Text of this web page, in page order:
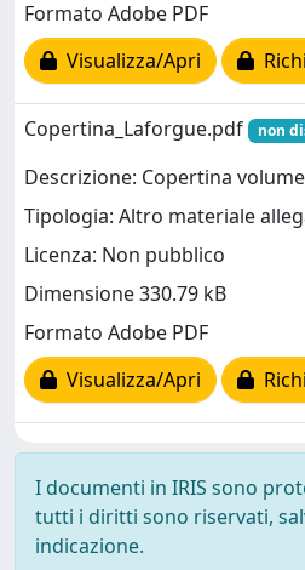
Formato Adobe PDF
Visualizza/Apri
Copertina_Laforgue.pdf non
Descrizione: Copertina volume
Tipologia: Altro materiale
Licenza: Non pubblico
Dimensione 330.79 kB
Formato Adobe PDF
Visualizza/Apri
I documenti in IRIS sono
tutti i diritti sono riservati,
indicazione.